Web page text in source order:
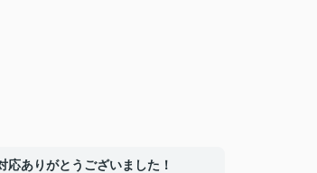
応ありがとうございました！